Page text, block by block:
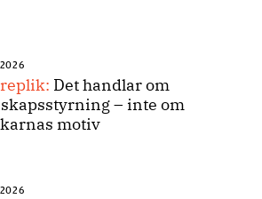
Det handlar om
– inte om
motiv